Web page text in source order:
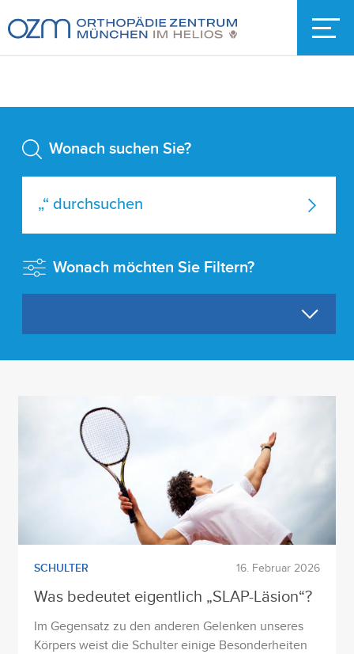
Wonach suchen Sie?
Wonach möchten Sie Filtern?
SCHULTER 16. Februar 2026
Was bedeutet eigentlich „SLAP-Läsion“?
Im Gegensatz zu den anderen Gelenken unseres
Körpers weist die Schulter einige Besonderheiten